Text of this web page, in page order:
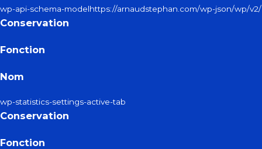
wp-api-schema-modelhttps://arnaudstephan.com/wp-json/wp/v2/
Conservation
Fonction
Nom
wp-statistics-settings-active-tab
Conservation
Fonction